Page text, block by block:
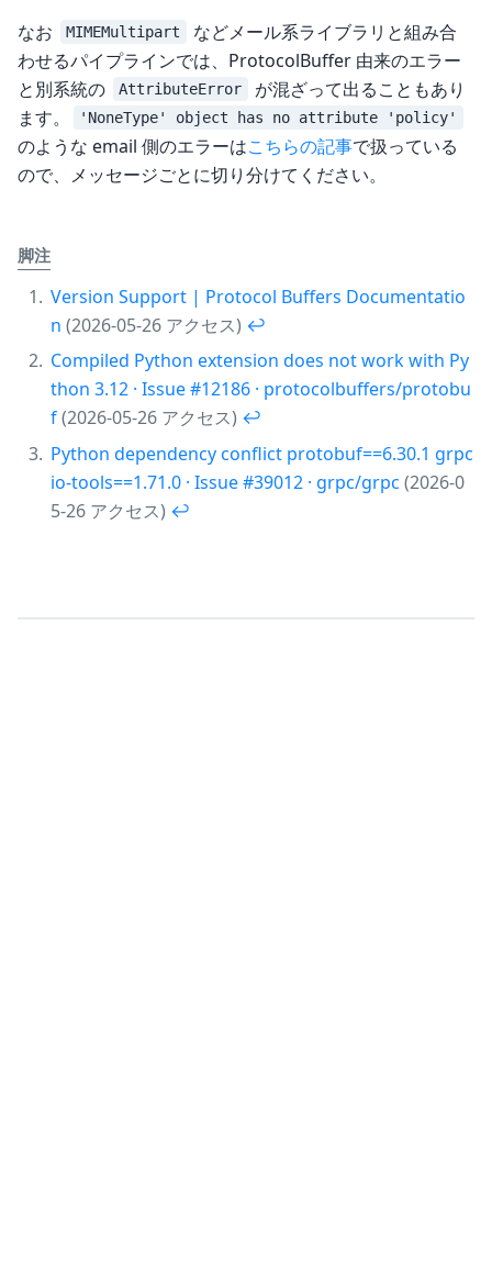
なお MIMEMultipart
などメール系ライブラリと組み合
わせるパイプラインでは、ProtocolBuffer 由来のエラー
と別系統の
AttributeError
が混ざって出ることもあり
ます。
'NoneType' object has no attribute 'policy'
のような email 側のエラーはこちらの記事で扱っている
ので、メッセージごとに切り分けてください。
脚注
Version Support | Protocol Buffers Documentatio
n (2026-05-26 アクセス) ↩︎
Compiled Python extension does not work with Py
thon 3.12 · Issue #12186 · protocolbuffers/protobu
f(2026-05-26 アクセス) ↩︎
Python dependency conflict protobuf==6.30.1 grpc
io-tools==1.71.0 · Issue #39012 · grpc/grpc (2026-0
5-26 アクセス) ↩︎